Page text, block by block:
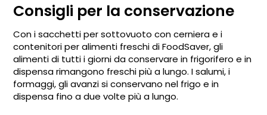
Consigli per la conservazione
Con i sacchetti per sottovuoto con cerniera e i
contenitori per alimenti freschi di FoodSaver, gli
alimenti di tutti i giorni da conservare in frigorifero e in
dispensa rimangono freschi più a lungo. I salumi, i
formaggi, gli avanzi si conservano nel frigo e in
dispensa fino a due volte più a lungo.